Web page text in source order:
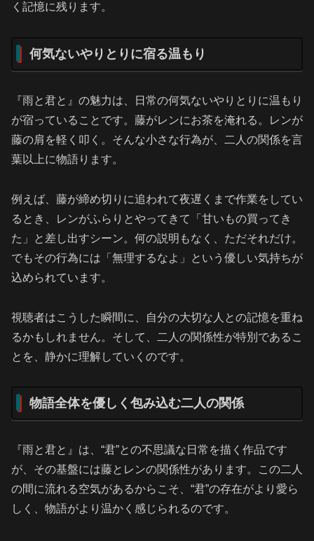
く記憶に残ります。
何気ないやりとりに宿る温もり
『雨と君と』の魅力は、日常の何気ないやりとりに温もり
が宿っていることです。藤がレンにお茶を淹れる。レンが
藤の肩を軽く叩く。そんな小さな行為が、二人の関係を言
葉以上に物語ります。
例えば、藤が締め切りに追われて夜遅くまで作業をしてい
るとき、レンがふらりとやってきて「甘いもの買ってき
た」と差し出すシーン。何の説明もなく、ただそれだけ。
でもその行為には「無理するなよ」という優しい気持ちが
込められています。
視聴者はこうした瞬間に、自分の大切な人との記憶を重ね
るかもしれません。そして、二人の関係性が特別であるこ
とを、静かに理解していくのです。
物語全体を優しく包み込む二人の関係
『雨と君と』は、“君”との不思議な日常を描く作品です
が、その基盤には藤とレンの関係性があります。この二人
の間に流れる空気があるからこそ、“君”の存在がより愛ら
しく、物語がより温かく感じられるのです。